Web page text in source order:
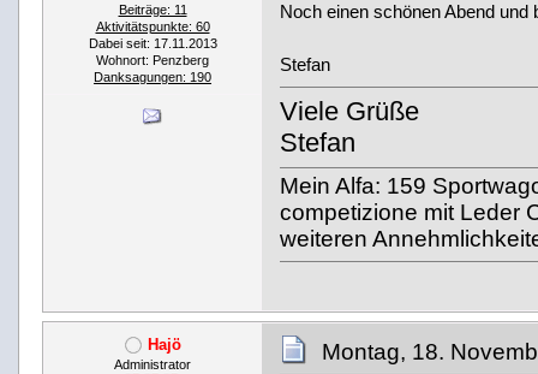
Beiträge: 11
Aktivitätspunkte: 60
Dabei seit: 17.11.2013
Wohnort: Penzberg
Danksagungen: 190
Noch einen schönen Abend und
Stefan
Viele Grüße
Stefan
Mein Alfa: 159
competizione mit Leder
weiteren
Hajö
Administrator Montag, 18.